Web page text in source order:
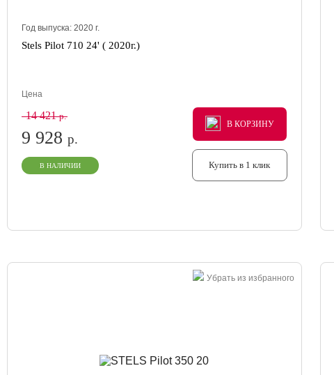
Год выпуска: 2020 г.
Stels Pilot 710 24' ( 2020г.)
Цена
14 421р.
9 928 р.
В НАЛИЧИИ
В КОРЗИНУ
В КОРЗИНУ
В КОРЗИНУ
Купить в 1 клик
Убрать из избранного